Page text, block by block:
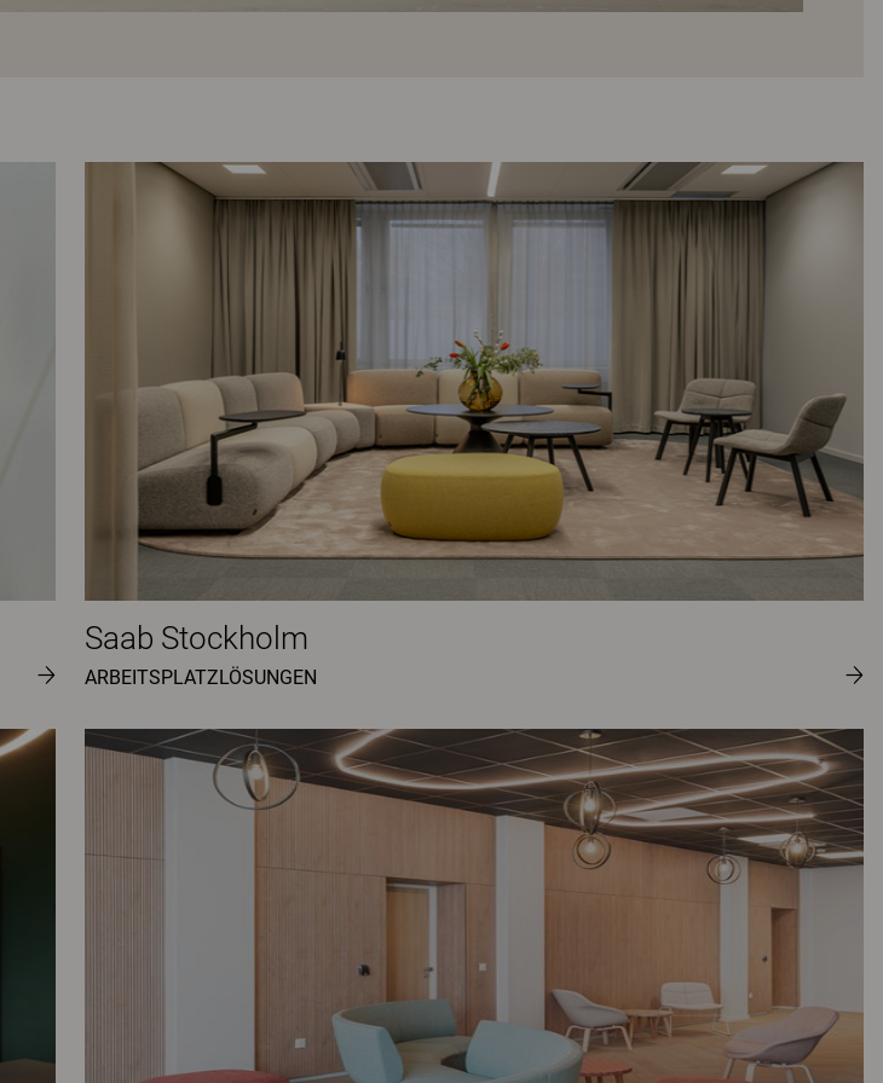
Saab Stockholm
ARBEITSPLATZLÖSUNGEN